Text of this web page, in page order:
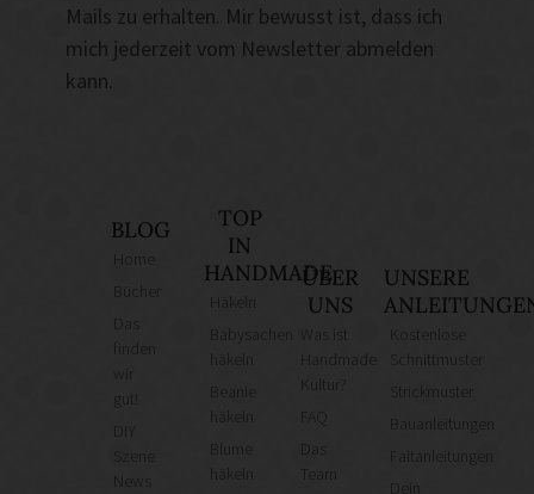
Mails zu erhalten. Mir bewusst ist, dass ich
mich jederzeit vom Newsletter abmelden
kann.
BLOG
finden
gut!
News
TOP
IN
HANDMADE
häkeln
häkeln
ÜBER
UNS
Was ist
Kultur?
Das
Team
UNSERE
Kostenlose
Schnittmuster
Strickmuster
Bauanleitungen
Faltanleitungen